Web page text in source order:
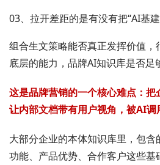
03、拉开差距的是有没有把“AI基
组合生文策略能否真正发挥价值
底层的能力，品牌AI知识库是否足
这是品牌营销的一个核心难点：把
让内部文档带有用户视角，被AI调
大部分企业的本体知识库里，包
功能、产品优势、合作客户这些